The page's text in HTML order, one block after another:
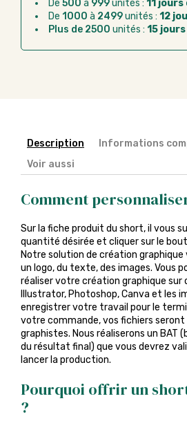
Chorus Pro :règlement par
administratif après la
De 500 à 999unités : 11
De 1000 à 2499unités : 12
Plus de 2500 unités : 15
Description
Informations
Voir aussi
Comment
Sur la fiche produit du short, il vous
quantité désirée et cliquer sur le
Notre solution de création graphique
un logo, du texte, des images. Vous
réaliser votre création graphique sur
Illustrator, Photoshop, Canva et les
enregistrer votre travail pour le
votre commande, vos fichiers seront
graphistes. Nous réaliserons un BAT
du résultat final) que vous devrez
lancer la production.
Pourquoi offrir un
?